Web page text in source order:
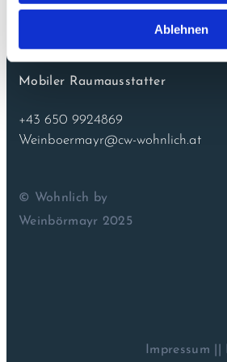
Ablehnen
CORINNA WEINBÖRMAYR
Mobiler Raumausstatter
+43 650 9924869
Weinboermayr@cw-wohnlich.at
© Wohnlich by
Weinbörmayr 2025
Impressum